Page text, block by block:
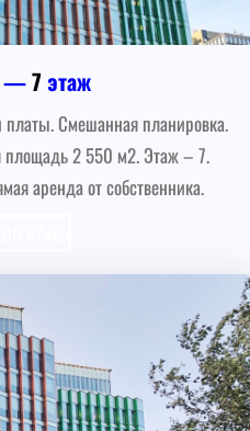
—7 этаж
платы. Смешанная планировка.
площадь 2 550 м2. Этаж – 7.
аренда от собственника.